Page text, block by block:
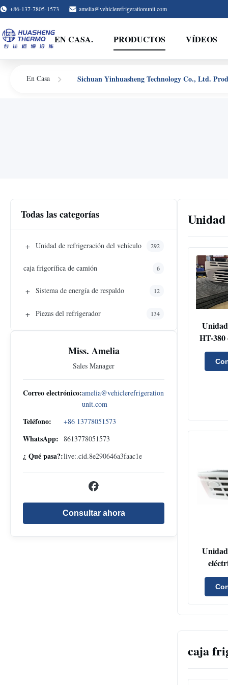
+86-137-7805-1573 amelia@vehiclerefrigerationunit.com
EN CASA. PRODUCTOS VÍDEOS
En Casa Sichuan Yinhuasheng Technology Co., Ltd.
Todas las categorías
+ Unidad de refrigeración del vehículo 292
caja frigorífica de camión 6
+ Sistema de energía de respaldo 12
+ Piezas del refrigerador 134
Miss. Amelia
Sales Manager
Correo electrónico:amelia@vehiclerefrigeration
unit.com
Teléfono: +86 13778051573
WhatsApp: 8613778051573
¿ Qué pasa?:live:.cid.8e290646a3faac1e
Consultar ahora
HT-380
rango
-20 °C
de
caja